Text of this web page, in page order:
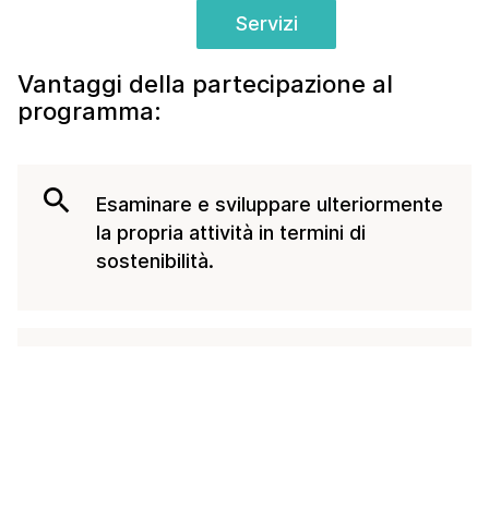
Servizi
Vantaggi della partecipazione al
programma:
search
Esaminare e sviluppare ulteriormente
la propria attività in termini di
sostenibilità.